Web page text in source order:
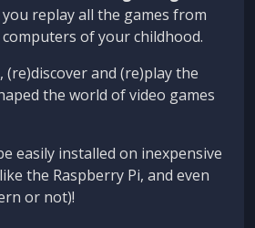
replay all the games from
of your childhood.
, (re)discover and (re)play the
the world of video games
easily installed on inexpensive
the Raspberry Pi, and even
or not)!